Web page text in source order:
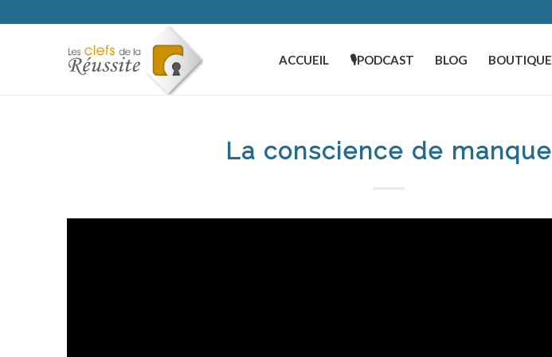
ACCUEIL 🎙️PODCAST BLOG BOUTIQUE
La conscience de manque